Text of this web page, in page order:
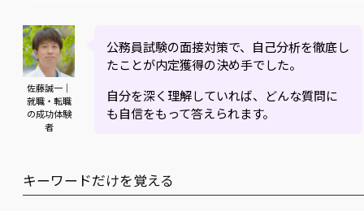
佐藤誠一｜
就職・転職
の成功体験
者
公務員試験の面接対策で、自己分析を徹底し
たことが内定獲得の決め手でした。
自分を深く理解していれば、どんな質問に
も自信をもって答えられます。
キーワードだけを覚える